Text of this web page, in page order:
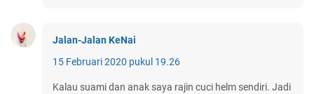
Jalan-Jalan KeNai
15 Februari 2020 pukul 19.26
Kalau suami dan anak saya rajin cuci helm sendiri. Jadi